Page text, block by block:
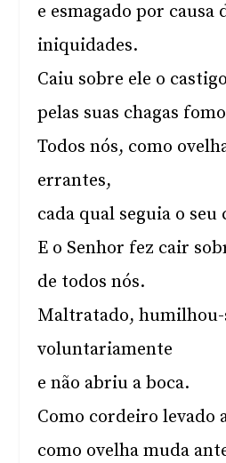
e esmagado por causa
iniquidades.
Caiu sobre ele o
pelas suas chagas
Todos nós, como
errantes,
cada qual seguia o seu
E o Senhor fez cair
de todos nós.
Maltratado, humilhou-
voluntariamente
e não abriu a boca.
Como cordeiro levado
como ovelha muda